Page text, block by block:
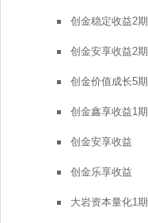
创金稳定收益2期
创金安享收益2期
创金价值成长5期
创金鑫享收益1期
创金安享收益
创金乐享收益
大岩资本量化1期